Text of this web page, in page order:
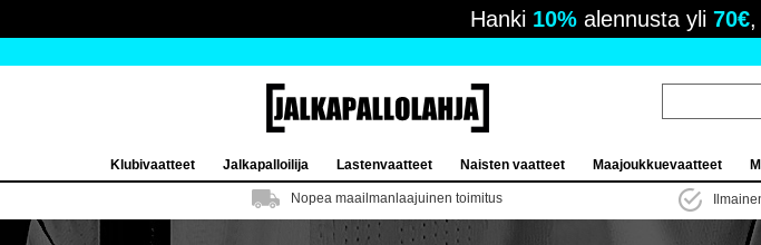
Hanki 10%alennusta yli 70€,
Klubivaatteet Jalkapalloilija Lastenvaatteet Naisten vaatteet Maajoukkuevaatteet
Nopea maailmanlaajuinen toimitus